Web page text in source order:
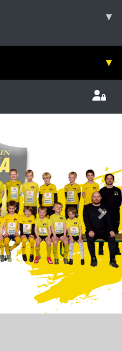
▾
▾